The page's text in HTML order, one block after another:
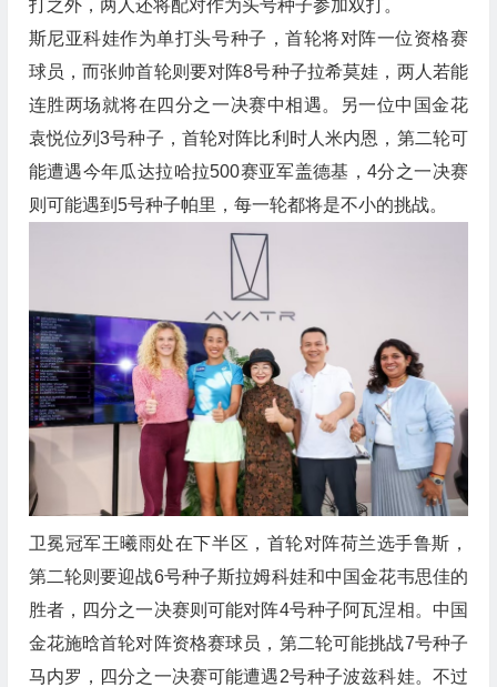
打之外，两人还将配对作为头号种子参加双打。
斯尼亚科娃作为单打头号种子，首轮将对阵一位资格赛
球员，而张帅首轮则要对阵8号种子拉希莫娃，两人若能
连胜两场就将在四分之一决赛中相遇。另一位中国金花
袁悦位列3号种子，首轮对阵比利时人米内恩，第二轮可
能遭遇今年瓜达拉哈拉500赛亚军盖德基，4分之一决赛
则可能遇到5号种子帕里，每一轮都将是不小的挑战。
卫冕冠军王曦雨处在下半区，首轮对阵荷兰选手鲁斯，
第二轮则要迎战6号种子斯拉姆科娃和中国金花韦思佳的
胜者，四分之一决赛则可能对阵4号种子阿瓦涅相。中国
金花施晗首轮对阵资格赛球员，第二轮可能挑战7号种子
马内罗，四分之一决赛可能遭遇2号种子波兹科娃。不过